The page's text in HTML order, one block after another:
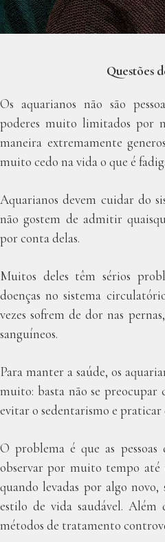
Questões
Os aquarianos não são
poderes muito limitados por
maneira extremamente
muito cedo na vida o que é
Aquarianos devem cuidar do
não gostem de admitir
por conta delas.
Muitos deles têm sérios
doenças no sistema
vezes sofrem de dor nas
sanguíneos.
Para manter a saúde, os
muito: basta não se preocupar
evitar o sedentarismo e praticar
O problema é que as pessoas
observar por muito tempo até
quando levadas por algo novo,
estilo de vida saudável. Além
métodos de tratamento